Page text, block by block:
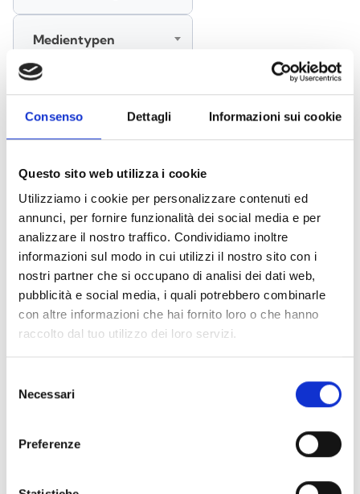
Consenso Dettagli Informazioni sui cookie
Questo sito web utilizza i cookie
Utilizziamo i cookie per personalizzare contenuti ed
annunci, per fornire funzionalità dei social media e per
analizzare il nostro traffico. Condividiamo inoltre
informazioni sul modo in cui utilizzi il nostro sito con i
nostri partner che si occupano di analisi dei dati web,
pubblicità e social media, i quali potrebbero combinarle
con altre informazioni che hai fornito loro o che hanno
raccolto dal tuo utilizzo dei loro servizi.
delNecessari
Preferenze
Zubehör für EB00-Meldersockel - Materialien(47)
Dokumente (6992)
Alle auswählen
Melden Sie sich an, bevor Sie Inhalte über das Symbol
herunterladen lock
Medientypen